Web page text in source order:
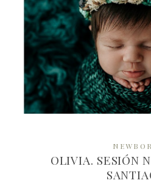
OLIVIA. SESIÓN